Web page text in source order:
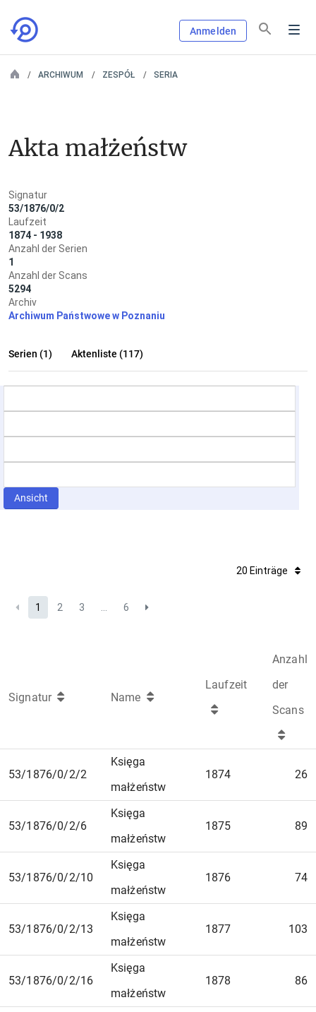
Anmelden
ARCHIWUM ZESPÓŁ SERIA
Akta małżeństw
Signatur
53/1876/0/2
Laufzeit
1874 - 1938
Anzahl der Serien
1
Anzahl der Scans
5294
Archiv
Archiwum Państwowe w Poznaniu
Serien (1) Aktenliste (117)
Ansicht
20 Einträge
1 2 3 6
Signatur Name
Laufzeit
Anzahl
der
Scans
53/1876/0/2/2
Księga
małżeństw
1874 26
53/1876/0/2/6
Księga
małżeństw
1875 89
53/1876/0/2/10
Księga
małżeństw
1876 74
53/1876/0/2/13
Księga
małżeństw
1877 103
53/1876/0/2/16
Księga
małżeństw
1878 86